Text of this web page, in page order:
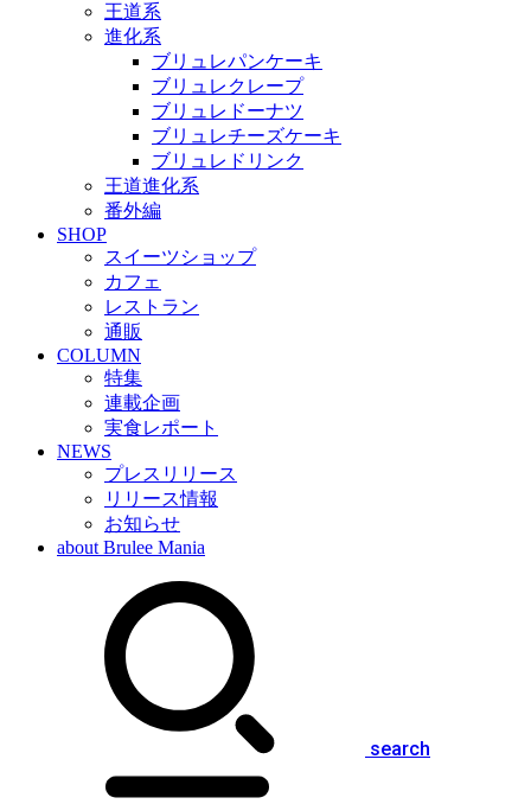
王道系
進化系
ブリュレパンケーキ
ブリュレクレープ
ブリュレドーナツ
ブリュレチーズケーキ
ブリュレドリンク
王道進化系
番外編
SHOP
スイーツショップ
カフェ
レストラン
通販
COLUMN
特集
連載企画
実食レポート
NEWS
プレスリリース
リリース情報
お知らせ
about Brulee Mania
search